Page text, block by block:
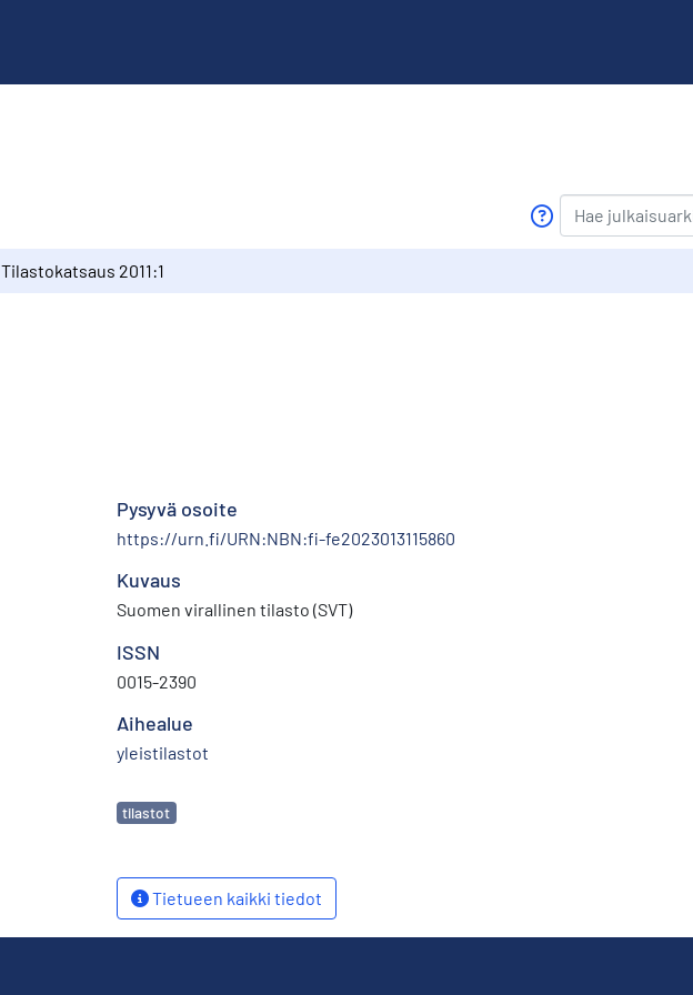
Tilastokatsaus 2011:1
Pysyvä osoite
https://urn.fi/URN:NBN:fi-fe2023013115860
Kuvaus
Suomen virallinen tilasto (SVT)
ISSN
0015-2390
Aihealue
yleistilastot
Avainsanat
tilastot
Tietueen kaikki tiedot